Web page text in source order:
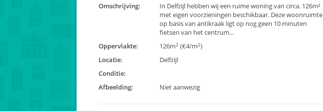
Omschrijving:
In Delfzijl hebben wij een ruime woning van circa. 126m²
met eigen voorzieningen beschikbaar. Deze woonruimte
op basis van antikraak ligt op nog geen 10 minuten
fietsen van het centrum...
Oppervlakte:
126m2 (€4/m2)
Locatie:
Delfzijl
Conditie:
Afbeelding:
Niet aanwezig